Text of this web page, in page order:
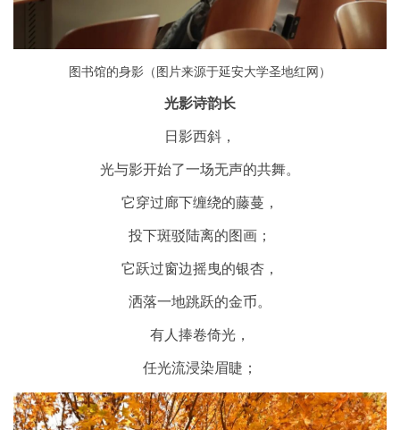
图书馆的身影 （图片来源于延安大学圣地红网）
光影诗韵长
日影西斜，
光与影开始了一场无声的共舞。
它穿过廊下缠绕的藤蔓，
投下斑驳陆离的图画；
它跃过窗边摇曳的银杏，
洒落一地跳跃的金币。
有人捧卷倚光，
任光流浸染眉睫；